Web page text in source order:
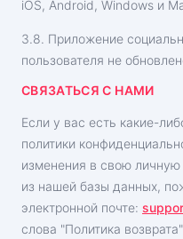
iOS, Android, Windows и
3.8. Приложение
пользователя не
СВЯЗАТЬСЯ С НАМИ
Если у вас есть какие-
политики
изменения в свою
из нашей базы данных,
электронной почте:
слова "Политика